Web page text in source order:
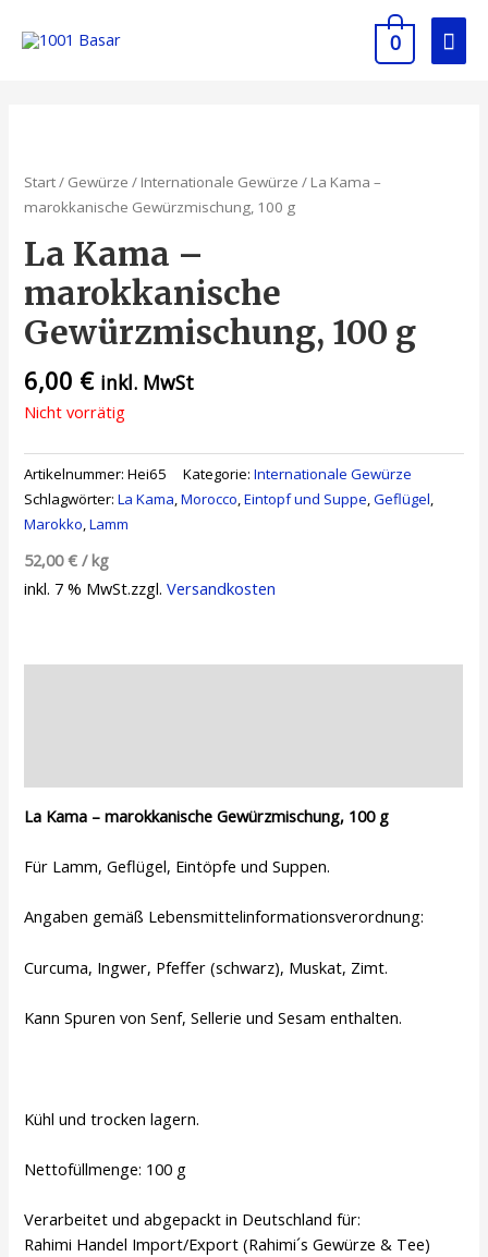
0
Start/ Gewürze / Internationale Gewürze / La Kama –
marokkanische Gewürzmischung, 100 g
La Kama –
marokkanische
Gewürzmischung, 100 g
6,00 € inkl. MwSt
Nicht vorrätig
Artikelnummer:Hei65 Kategorie:Internationale Gewürze
Schlagwörter:La Kama ,Morocco ,Eintopf und Suppe ,Geflügel
Marokko ,Lamm
52,00€ /kg
inkl. 7 % MwSt.zzgl.Versandkosten
La Kama – marokkanische Gewürzmischung, 100 g
Für Lamm, Geflügel, Eintöpfe und Suppen.
Angaben gemäß Lebensmittelinformationsverordnung:
Curcuma, Ingwer, Pfeffer (schwarz), Muskat, Zimt.
Kann Spuren von Senf, Sellerie und Sesam enthalten.
Kühl und trocken lagern.
Nettofüllmenge: 100 g
Verarbeitet und abgepackt in Deutschland für:
Rahimi Handel Import/Export (Rahimi´s Gewürze & Tee)